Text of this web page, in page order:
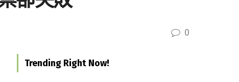
0
Trending Right Now!